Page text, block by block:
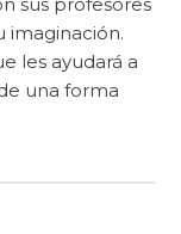
imaginación.
les ayudará a
una forma